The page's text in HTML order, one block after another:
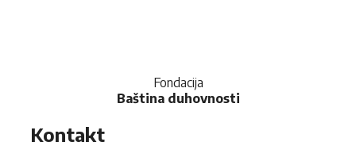
Fondacija
Baština duhovnosti
Kontakt